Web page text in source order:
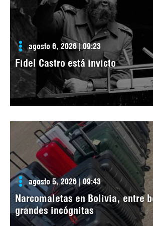
agosto 6, 2026 | 09:23
Fidel Castro está invicto
agosto 5, 2026 | 09:43
Narcomaletas en Bolivia, entre
grandes incógnitas